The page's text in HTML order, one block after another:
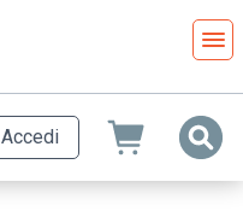
Accedi